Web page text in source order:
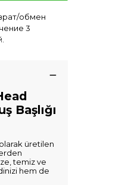
обмен
3
Başlığı
üretilen
temiz ve
hem de